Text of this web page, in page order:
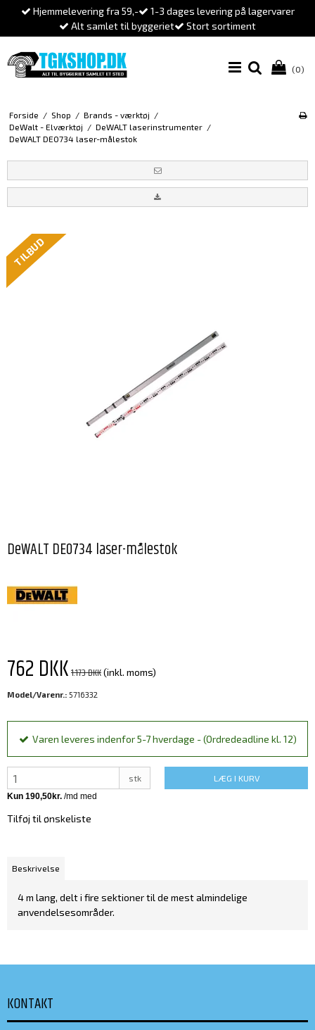
Hjemmelevering fra 59,-
1-3 dages levering på lagervarer
Alt samlet til byggeriet
Stort sortiment
(0)
Forside / Shop / Brands - værktøj /
DeWalt - Elværktøj / DeWALT laserinstrumenter /
DeWALT DE0734 laser-målestok
TILBUD
DeWALT DE0734 laser-målestok
762 DKK1.173 DKK(inkl. moms)
Model/Varenr.: 5716332
Varen leveres indenfor 5-7 hverdage - (Ordredeadline kl. 12)
stk LÆG I KURV
Tilføj til ønskeliste
Beskrivelse
4 m lang, delt i fire sektioner til de mest almindelige
anvendelsesområder.
KONTAKT